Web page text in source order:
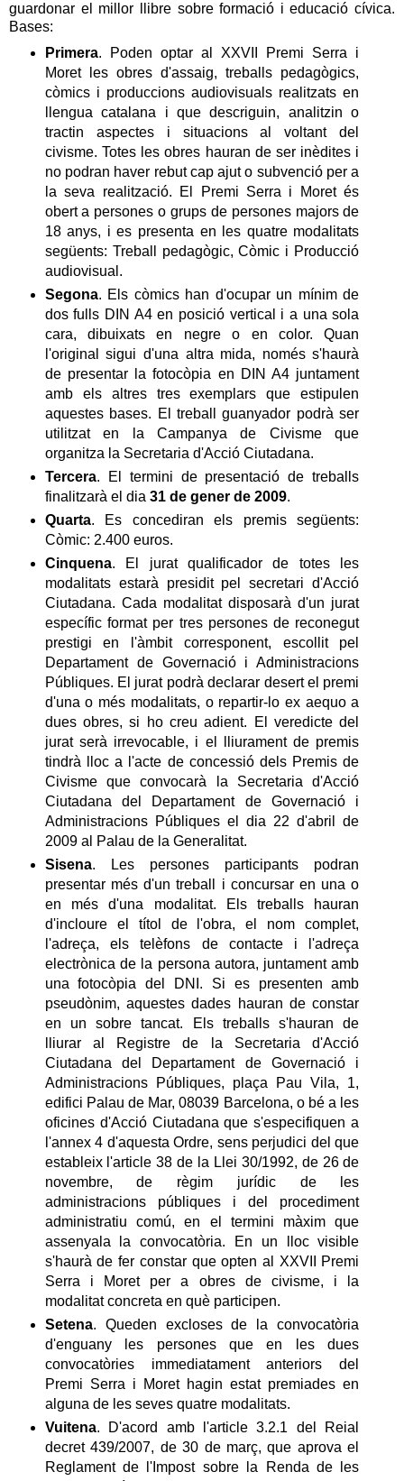
guardonar el millor llibre sobre formació i educació cívica.
Bases:
Primera. Poden optar al XXVII Premi Serra i
Moret les obres d'assaig, treballs pedagògics,
còmics i produccions audiovisuals realitzats en
llengua catalana i que descriguin, analitzin o
tractin aspectes i situacions al voltant del
civisme. Totes les obres hauran de ser inèdites i
no podran haver rebut cap ajut o subvenció per a
la seva realització. El Premi Serra i Moret és
obert a persones o grups de persones majors de
18 anys, i es presenta en les quatre modalitats
següents: Treball pedagògic, Còmic i Producció
audiovisual.
Segona. Els còmics han d'ocupar un mínim de
dos fulls DIN A4 en posició vertical i a una sola
cara, dibuixats en negre o en color. Quan
l'original sigui d'una altra mida, només s'haurà
de presentar la fotocòpia en DIN A4 juntament
amb els altres tres exemplars que estipulen
aquestes bases. El treball guanyador podrà ser
utilitzat en la Campanya de Civisme que
organitza la Secretaria d'Acció Ciutadana.
Tercera. El termini de presentació de treballs
finalitzarà el dia 31 de gener de 2009.
Quarta. Es concediran els premis següents:
Còmic: 2.400 euros.
Cinquena. El jurat qualificador de totes les
modalitats estarà presidit pel secretari d'Acció
Ciutadana. Cada modalitat disposarà d'un jurat
específic format per tres persones de reconegut
prestigi en l'àmbit corresponent, escollit pel
Departament de Governació i Administracions
Públiques. El jurat podrà declarar desert el premi
d'una o més modalitats, o repartir-lo ex aequo a
dues obres, si ho creu adient. El veredicte del
jurat serà irrevocable, i el lliurament de premis
tindrà lloc a l'acte de concessió dels Premis de
Civisme que convocarà la Secretaria d'Acció
Ciutadana del Departament de Governació i
Administracions Públiques el dia 22 d'abril de
2009 al Palau de la Generalitat.
Sisena. Les persones participants podran
presentar més d'un treball i concursar en una o
en més d'una modalitat. Els treballs hauran
d'incloure el títol de l'obra, el nom complet,
l'adreça, els telèfons de contacte i l'adreça
electrònica de la persona autora, juntament amb
una fotocòpia del DNI. Si es presenten amb
pseudònim, aquestes dades hauran de constar
en un sobre tancat. Els treballs s'hauran de
lliurar al Registre de la Secretaria d'Acció
Ciutadana del Departament de Governació i
Administracions Públiques, plaça Pau Vila, 1,
edifici Palau de Mar, 08039 Barcelona, o bé a les
oficines d'Acció Ciutadana que s'especifiquen a
l'annex 4 d'aquesta Ordre, sens perjudici del que
estableix l'article 38 de la Llei 30/1992, de 26 de
novembre, de règim jurídic de les
administracions públiques i del procediment
administratiu comú, en el termini màxim que
assenyala la convocatòria. En un lloc visible
s'haurà de fer constar que opten al XXVII Premi
Serra i Moret per a obres de civisme, i la
modalitat concreta en què participen.
Setena. Queden excloses de la convocatòria
d'enguany les persones que en les dues
convocatòries immediatament anteriors del
Premi Serra i Moret hagin estat premiades en
alguna de les seves quatre modalitats.
Vuitena. D'acord amb l'article 3.2.1 del Reial
decret 439/2007, de 30 de març, que aprova el
Reglament de l'Impost sobre la Renda de les